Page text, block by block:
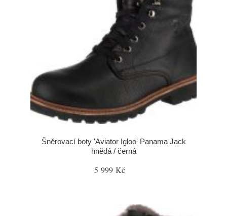
Šněrovací boty 'Aviator Igloo' Panama Jack
hnědá / černá
5 999 Kč